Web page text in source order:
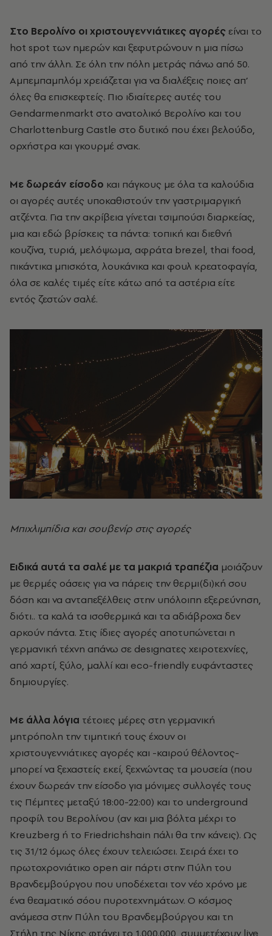
Στο Βερολίνο οι χριστουγεννιάτικες αγορές είναι το
hot spot των ημερών και ξεφυτρώνουν η μια πίσω
από την άλλη. Σε όλη την πόλη μετράς πάνω από 50.
Αμπεμπαμπλόμ χρειάζεται για να διαλέξεις ποιες απ’
όλες θα επισκεφτείς. Πιο ιδιαίτερες αυτές του
Gendarmenmarkt στο ανατολικό Βερολίνο και του
Charlottenburg Castle στο δυτικό που έχει βελούδο,
ορχήστρα και γκουρμέ σνακ.
Με δωρεάν είσοδο και πάγκους με όλα τα καλούδια
οι αγορές αυτές υποκαθιστούν την γαστριμαργική
ατζέντα. Για την ακρίβεια γίνεται τσιμπούσι διαρκείας,
μια και εδώ βρίσκεις τα πάντα: τοπική και διεθνή
κουζίνα, τυριά, μελόψωμα, αφράτα brezel, thai food,
πικάντικα μπισκότα, λουκάνικα και φουλ κρεατοφαγία,
όλα σε καλές τιμές είτε κάτω από τα αστέρια είτε
εντός ζεστών σαλέ.
Μπιχλιμπίδια και σουβενίρ στις αγορές
Ειδικά αυτά τα σαλέ με τα μακριά τραπέζια μοιάζουν
με θερμές οάσεις για να πάρεις την θερμι(δι)κή σου
δόση και να ανταπεξέλθεις στην υπόλοιπη εξερεύνηση,
διότι.. τα καλά τα ισοθερμικά και τα αδιάβροχα δεν
αρκούν πάντα. Στις ίδιες αγορές αποτυπώνεται η
γερμανική τέχνη απάνω σε desιgnατες χειροτεχνίες,
από χαρτί, ξύλο, μαλλί και eco-friendly ευφάνταστες
δημιουργίες.
Με άλλα λόγια τέτοιες μέρες στη γερμανική
μητρόπολη την τιμητική τους έχουν οι
χριστουγεννιάτικες αγορές και -καιρού θέλοντος-
μπορεί να ξεχαστείς εκεί, ξεχνώντας τα μουσεία (που
έχουν δωρεάν την είσοδο για μόνιμες συλλογές τους
τις Πέμπτες μεταξύ 18:00-22:00) και το underground
προφίλ του Βερολίνου (αν και μια βόλτα μέχρι το
Kreuzberg ή το Friedrichshain πάλι θα την κάνεις). Ως
τις 31/12 όμως όλες έχουν τελειώσει. Σειρά έχει το
πρωτοχρονιάτικο open air πάρτι στην Πύλη του
Βρανδεμβούργου που υποδέχεται τον νέο χρόνο με
ένα θεαματικό σόου πυροτεχνημάτων. O κόσμος
ανάμεσα στην Πύλη του Βρανδεμβούργου και τη
Στήλη της Νίκης φτάνει το 1.000.000, συμμετέχουν live